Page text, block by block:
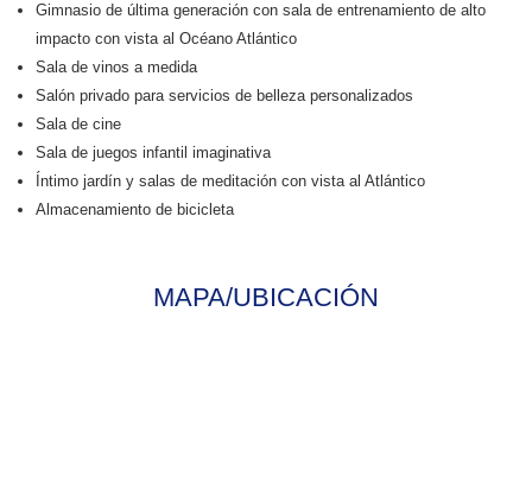
Gimnasio de última generación con sala de entrenamiento de alto
impacto con vista al Océano Atlántico
Sala de vinos a medida
Salón privado para servicios de belleza personalizados
Sala de cine
Sala de juegos infantil imaginativa
Íntimo jardín y salas de meditación con vista al Atlántico
Almacenamiento de bicicleta
MAPA/UBICACIÓN